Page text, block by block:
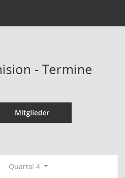
- Termine
Mitglieder
Quartal 4